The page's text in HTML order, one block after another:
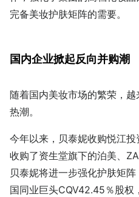
完备美妆护肤矩阵的需要。
国内企业掀起反向并购潮
随着国内美妆市场的繁荣，
热潮。
今年以来，贝泰妮收购悦江
收购了资生堂旗下的泊美、
贝泰妮将进一步强化护肤矩
国同业巨头CQV42.45％股权